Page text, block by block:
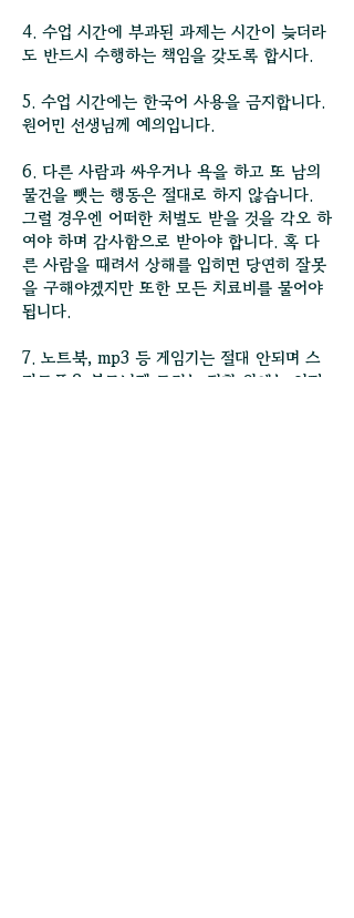
4. 수업 시간에 부과된 과제는 시간이 늦더라
도 반드시 수행하는 책임을 갖도록 합시다.
5. 수업 시간에는 한국어 사용을 금지합니다.
원어민 선생님께 예의입니다.​
6. 다른 사람과 싸우거나 욕을 하고 또 남의
물건을 뺏는 행동은 절대로 하지 않습니다.
그럴 경우엔 어떠한 처벌도 받을 것을 각오 하
여야 하며 감사함으로 받아야 합니다. 혹 다
른 사람을 때려서 상해를 입히면 당연히 잘못
을 구해야겠지만 또한 모든 치료비를 물어야
됩니다.
7. 노트북, mp3 등 게임기는 절대 안되며 스
마트폰은 부모님께 드리는 전화 외에는 어떠